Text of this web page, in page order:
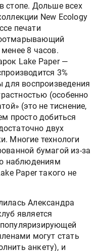
стопе. Дольше всех
New Ecology
печати
8 часов.
Lake Paper —
3%
для воспроизведения
(особенно
(это не тиснение,
просто добиться
двух
Многие технологи
бумагой из-за
наблюдениям
Paper такого не
Александра
является
могут стать
анкету), и